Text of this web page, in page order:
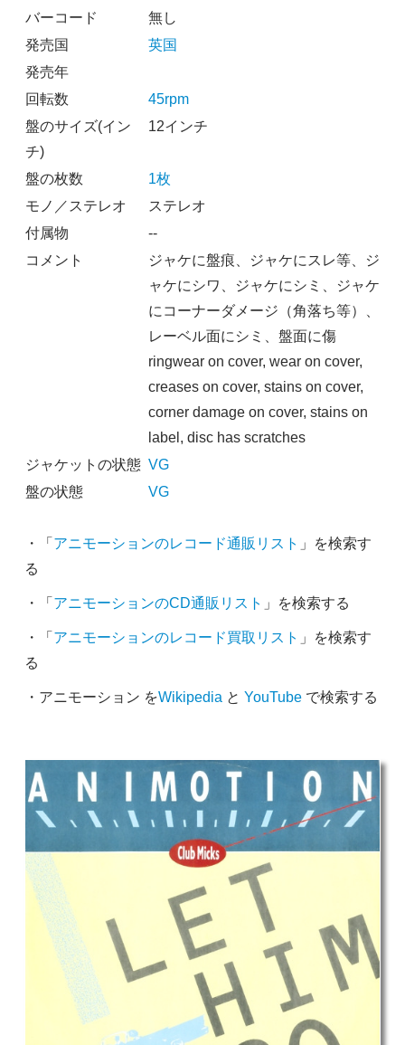
バーコード
無し
発売国
英国
発売年
回転数
45rpm
盤のサイズ(イン
チ)
12インチ
盤の枚数
1枚
モノ／ステレオ
ステレオ
付属物
--
コメント
ジャケに盤痕、ジャケにスレ等、ジ
ャケにシワ、ジャケにシミ、ジャケ
にコーナーダメージ（角落ち等）、
レーベル面にシミ、盤面に傷
ringwear on cover, wear on cover,
creases on cover, stains on cover,
corner damage on cover, stains on
label, disc has scratches
ジャケットの状態 VG
盤の状態
VG
・「 アニモーションのレコード通販リスト 」を検索す
る
・「 アニモーションのCD通販リスト 」を検索する
・「 アニモーションのレコード買取リスト 」を検索す
る
・アニモーション をWikipedia と YouTubeで検索する